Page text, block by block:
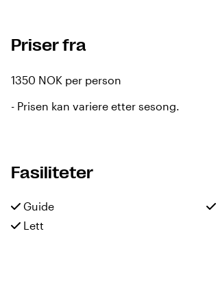
Priser fra
1350 NOK per person
- Prisen kan variere etter sesong.
Fasiliteter
Guide
Lett